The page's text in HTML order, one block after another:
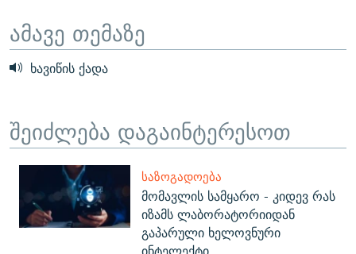
ამავე თემაზე
ხავიწის ქადა
შეიძლება დაგაინტერესოთ
ᲡᲐᲖᲝᲒᲐᲓᲝᲔᲑᲐ
მომავლის სამყარო - კიდევ რას
იზამს ლაბორატორიიდან
გაპარული ხელოვნური